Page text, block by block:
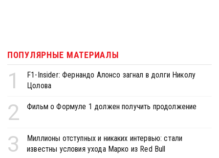
ПОПУЛЯРНЫЕ МАТЕРИАЛЫ
1
F1-Insider: Фернандо Алонсо загнал в долги Николу
Цолова
2 Фильм о Формуле 1 должен получить продолжение
3
Миллионы отступных и никаких интервью: стали
известны условия ухода Марко из Red Bull